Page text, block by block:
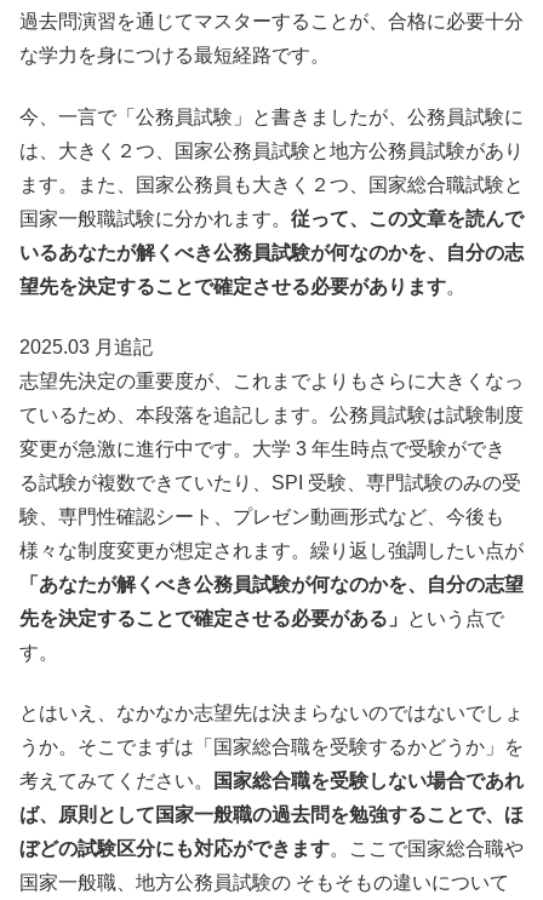
過去問演習を通じてマスターすることが、合格に必要十分
な学力を身につける最短経路です。
今、一言で「公務員試験」と書きましたが、公務員試験に
は、大きく２つ、国家公務員試験と地方公務員試験があり
ます。また、国家公務員も大きく２つ、国家総合職試験と
国家一般職試験に分かれます。 従って、この文章を読んで
いるあなたが解くべき公務員試験が何なのかを、自分の志
望先を決定することで確定させる必要があります。
2025.03 月追記
志望先決定の重要度が、これまでよりもさらに大きくなっ
ているため、本段落を追記します。公務員試験は試験制度
変更が急激に進行中です。大学 3 年生時点で受験ができ
る試験が複数できていたり、SPI 受験、専門試験のみの受
験、専門性確認シート、プレゼン動画形式など、今後も
様々な制度変更が想定されます。繰り返し強調したい点が
「あなたが解くべき公務員試験が何なのかを、自分の志望
先を決定することで確定させる必要がある」
という点で
す。
とはいえ、なかなか志望先は決まらないのではないでしょ
うか。そこでまずは「国家総合職を受験するかどうか」を
考えてみてください。
国家総合職を受験しない場合であれ
ば、原則として国家一般職の過去問を勉強することで、ほ
ぼどの試験区分にも対応ができます。ここで国家総合職や
国家一般職、地方公務員試験の そもそもの違いについて